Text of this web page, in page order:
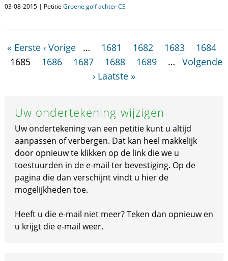
03-08-2015 | Petitie Groene golf achter CS
« Eerste ‹ Vorige … 1681 1682 1683
1684
1685
1686 1687 1688 1689 …
Volgende
› Laatste »
Uw ondertekening wijzigen
Uw ondertekening van een petitie kunt u altijd
aanpassen of verbergen. Dat kan heel makkelijk
door opnieuw te klikken op de link die we u
toestuurden in de e-mail ter bevestiging. Op de
pagina die dan verschijnt vindt u hier de
mogelijkheden toe.
Heeft u die e-mail niet meer? Teken dan opnieuw en
u krijgt die e-mail weer.